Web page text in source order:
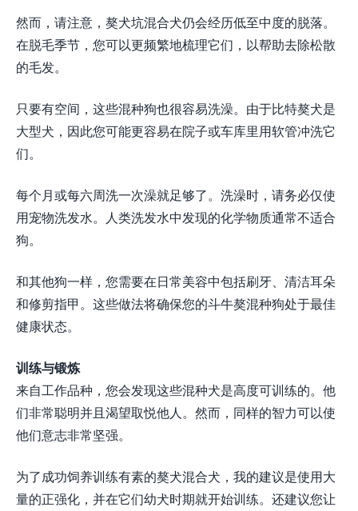
然而，请注意，獒犬坑混合犬仍会经历低至中度的脱落。
在脱毛季节，您可以更频繁地梳理它们，以帮助去除松散
的毛发。
只要有空间，这些混种狗也很容易洗澡。由于比特獒犬是
大型犬，因此您可能更容易在院子或车库里用软管冲洗它
们。
每个月或每六周洗一次澡就足够了。洗澡时，请务必仅使
用宠物洗发水。人类洗发水中发现的化学物质通常不适合
狗。
和其他狗一样，您需要在日常美容中包括刷牙、清洁耳朵
和修剪指甲。这些做法将确保您的斗牛獒混种狗处于最佳
健康状态。
训练与锻炼
来自工作品种，您会发现这些混种犬是高度可训练的。他
们非常聪明并且渴望取悦他人。然而，同样的智力可以使
他们意志非常坚强。
为了成功饲养训练有素的獒犬混合犬，我的建议是使用大
量的正强化，并在它们幼犬时期就开始训练。还建议您让